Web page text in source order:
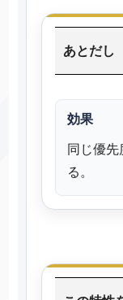
あとだし
効果
同じ優
る。